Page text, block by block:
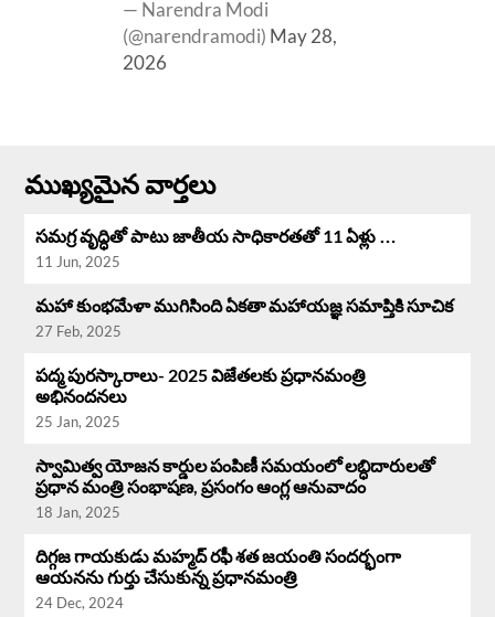
— Narendra Modi
(@narendramodi) May 28,
2026
ముఖ్యమైన వార్తలు
సమగ్ర వృద్ధి‌తో పాటు జాతీయ సాధికారతతో 11 ఏళ్లు …
11 Jun, 2025
మహా కుంభమేళా ముగిసింది ఏకతా మహాయజ్ఞ సమాప్తికి సూచిక
27 Feb, 2025
పద్మ పురస్కారాలు- 2025 విజేతలకు ప్రధానమంత్రి
అభినందనలు
25 Jan, 2025
స్వామిత్వ యోజన కార్డుల పంపిణీ సమయంలో లబ్ధిదారులతో
ప్రధాన మంత్రి సంభాషణ, ప్రసంగం ఆంగ్ల ఆనువాదం
18 Jan, 2025
దిగ్గజ గాయకుడు మహ్మద్ రఫీ శత జయంతి సందర్భంగా
ఆయనను గుర్తు చేసుకున్న ప్రధానమంత్రి
24 Dec, 2024